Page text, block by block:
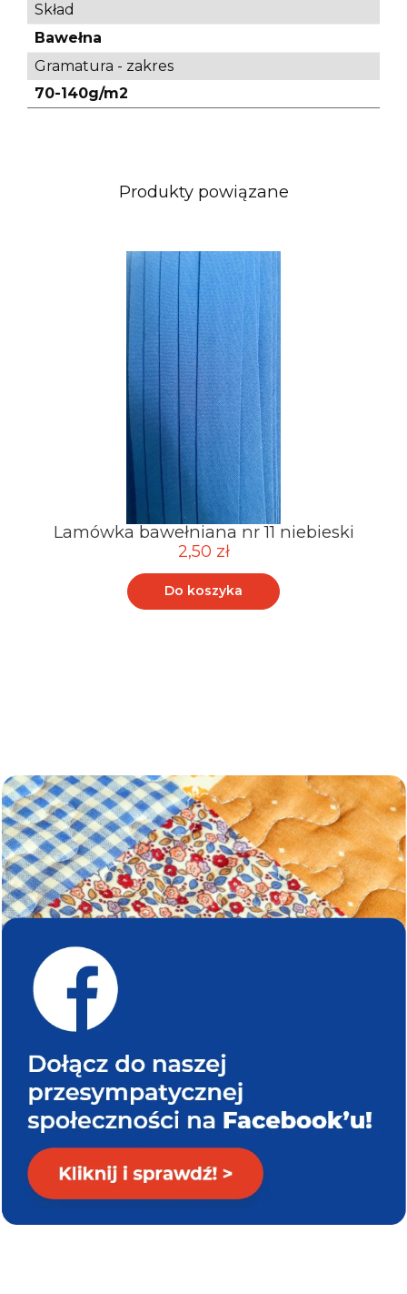
Skład
Bawełna
Gramatura - zakres
70-140g/m2
Produkty powiązane
Lamówka bawełniana nr 11 niebieski
2,50 zł
Do koszyka